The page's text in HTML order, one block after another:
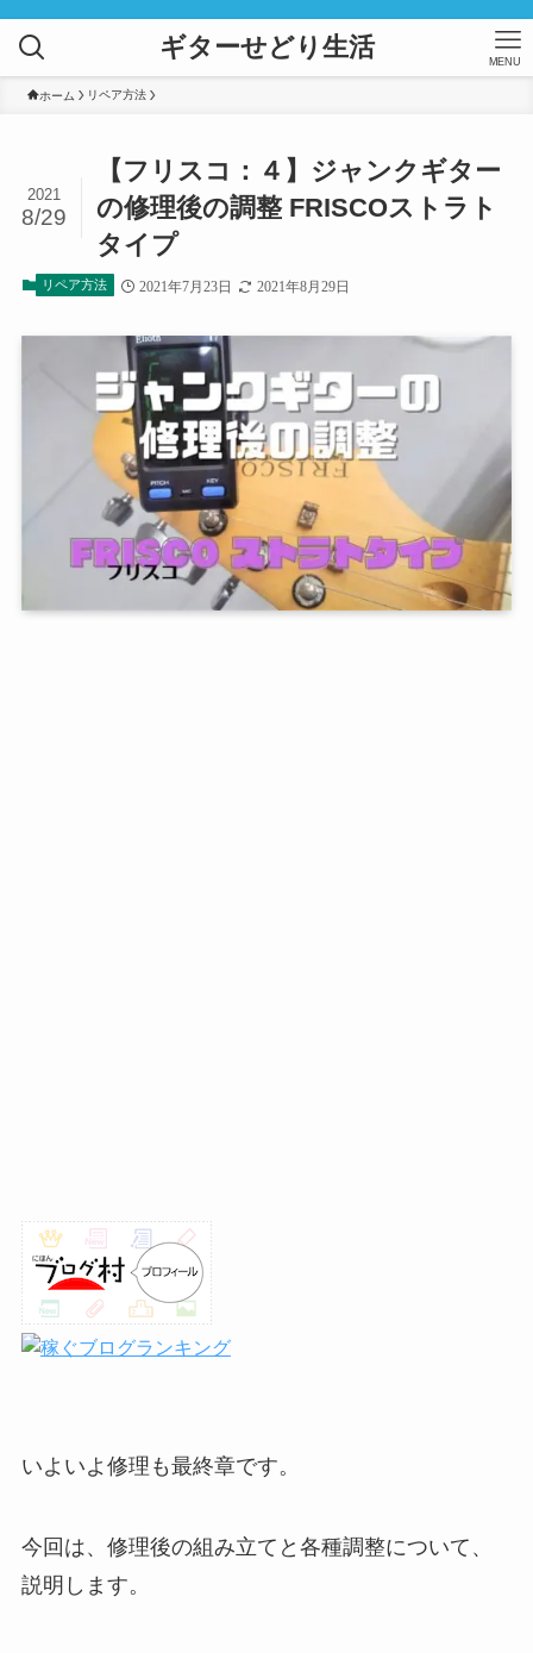
ギターせどり生活 MENU
ホーム リペア方法
【フリスコ：４】ジャンクギター
の修理後の調整 FRISCOストラト
タイプ
2021
8/29
リペア方法 2021年7月23日 2021年8月29日
いよいよ修理も最終章です。
今回は、修理後の組み立てと各種調整について、
説明します。